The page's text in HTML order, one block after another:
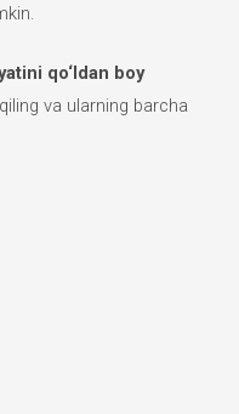
qo‘ldan boy
va ularning barcha